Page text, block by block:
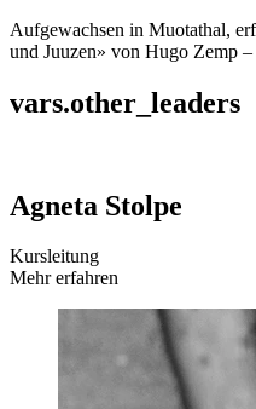
Aufgewachsen in Muotathal,
und Juuzen» von Hugo Zemp
vars.other_leaders
Agneta Stolpe
Kursleitung
Mehr erfahren